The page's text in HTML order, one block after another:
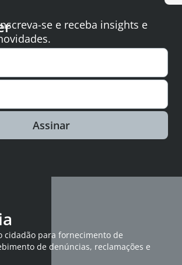
se e receba insights e
Assinar
cidadão para fornecimento de
de denúncias, reclamações e